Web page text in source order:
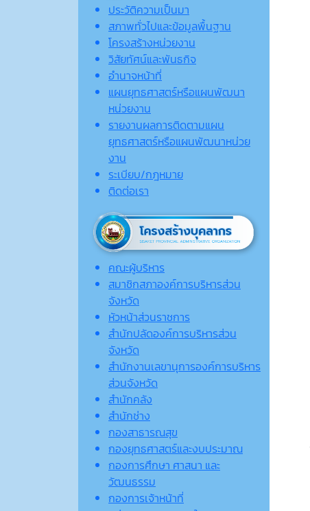
ประวัติความเป็นมา
สภาพทั่วไปและข้อมูลพื้นฐาน
โครงสร้างหน่วยงาน
วิสัยทัศน์และพันธกิจ
อำนาจหน้าที่
แผนยุทธศาสตร์หรือแผนพัฒนา
หน่วยงาน
รายงานผลการติดตามแผน
ยุทธศาสตร์หรือแผนพัฒนาหน่วย
งาน
ระเบียบ/กฎหมาย
ติดต่อเรา
คณะผู้บริหาร
สมาชิกสภาองค์การบริหารส่วน
จังหวัด
หัวหน้าส่วนราชการ
สำนักปลัดองค์การบริหารส่วน
จังหวัด
สำนักงานเลขานุการองค์การบริหาร
ส่วนจังหวัด
สำนักคลัง
สำนักช่าง
กองสาธารณสุข
กองยุทธศาสตร์และงบประมาณ
กองการศึกษา ศาสนา และ
วัฒนธรรม
กองการเจ้าหน้าที่